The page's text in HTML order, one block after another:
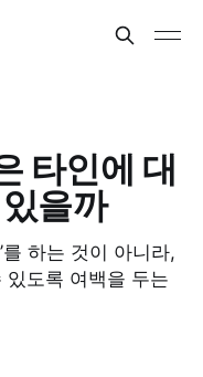
타인에 대
을까
를 하는 것이 아니라,
도록 여백을 두는